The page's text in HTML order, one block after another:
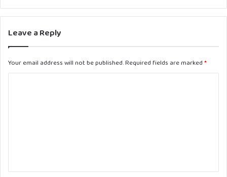
Leave a Reply
Your email address will not be published.Required fields are marked *
t